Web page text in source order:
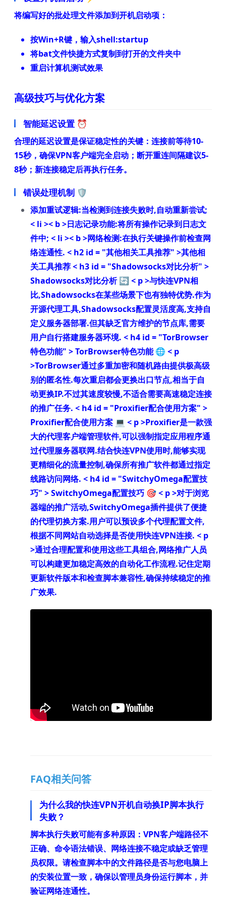
将编写好的批处理文件添加到开机启动项：
按Win+R键，输入shell:startup
将bat文件快捷方式复制到打开的文件夹中
重启计算机测试效果
高级技巧与优化方案
智能延迟设置 ⏰
合理的延迟设置是保证稳定性的关键：连接前等待10-
15秒，确保VPN客户端完全启动；断开重连间隔建议5-
8秒；新连接稳定后再执行任务。
错误处理机制 🛡️
添加重试逻辑:当检测到连接失败时,自动重新尝试;
< li >< b >日志记录功能:将所有操作记录到日志文
件中; < li >< b >网络检测:在执行关键操作前检查网
络连通性. < h2 id = "其他相关工具推荐" >其他相
关工具推荐< h3 id = "Shadowsocks对比分析" >
Shadowsocks对比分析 🔄 < p >与快连VPN相
比,Shadowsocks在某些场景下也有独特优势.作为
开源代理工具,Shadowsocks配置灵活度高,支持自
定义服务器部署.但其缺乏官方维护的节点库,需要
用户自行搭建服务器环境. < h4 id = "TorBrowser
特色功能" > TorBrowser特色功能 🌐 < p
>TorBrowser通过多重加密和随机路由提供极高级
别的匿名性.每次重启都会更换出口节点,相当于自
动更换IP.不过其速度较慢,不适合需要高速稳定连接
的推广任务. < h4 id = "Proxifier配合使用方案" >
Proxifier配合使用方案 💻 < p >Proxifier是一款强
大的代理客户端管理软件,可以强制指定应用程序通
过代理服务器联网.结合快连VPN使用时,能够实现
更精细化的流量控制,确保所有推广软件都通过指定
线路访问网络. < h4 id = "SwitchyOmega配置技
巧" > SwitchyOmega配置技巧 🎯< p >对于浏览
器端的推广活动,SwitchyOmega插件提供了便捷
的代理切换方案.用户可以预设多个代理配置文件,
根据不同网站自动选择是否使用快连VPN连接. < p
>通过合理配置和使用这些工具组合,网络推广人员
可以构建更加稳定高效的自动化工作流程.记住定期
更新软件版本和检查脚本兼容性,确保持续稳定的推
广效果.
FAQ相关问答
为什么我的快连VPN开机自动换IP脚本执行
失败？
脚本执行失败可能有多种原因：VPN客户端路径不
正确、命令语法错误、网络连接不稳定或缺乏管理
员权限。请检查脚本中的文件路径是否与您电脑上
的安装位置一致，确保以管理员身份运行脚本，并
验证网络连通性。